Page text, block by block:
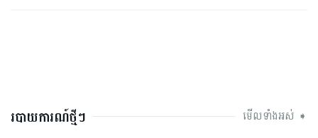
របាយការណ៍ថ្មីៗ មើលទាំងអស់ ➧